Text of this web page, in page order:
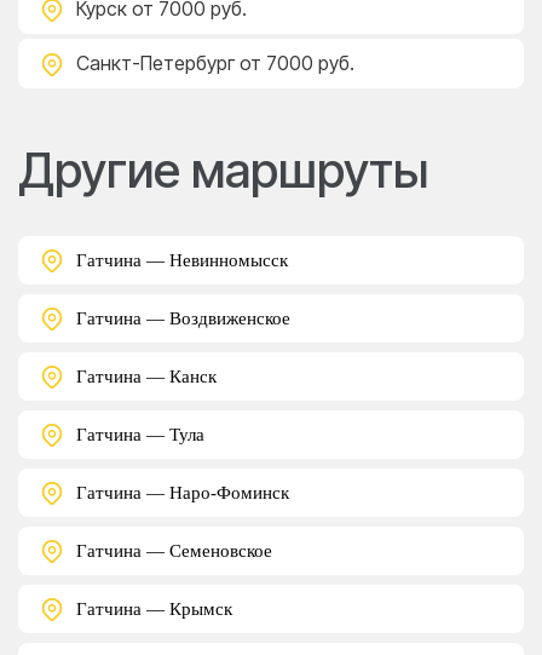
Курск от 7000 руб.
Санкт-Петербург от 7000 руб.
Другие маршруты
Гатчина — Невинномысск
Гатчина — Воздвиженское
Гатчина — Канск
Гатчина — Тула
Гатчина — Наро-Фоминск
Гатчина — Семеновское
Гатчина — Крымск